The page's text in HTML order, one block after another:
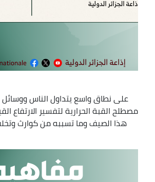
على نطاق واسع يتداول الناس ووسائل
مصطلح القبة الحرارية لتفسير الارتفاع
هذا الصيف وما تسببه من كوارث